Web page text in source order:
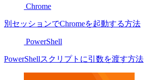
Chrome
別セッションでChromeを起動する方法
PowerShell
PowerShellスクリプトに引数を渡す方法